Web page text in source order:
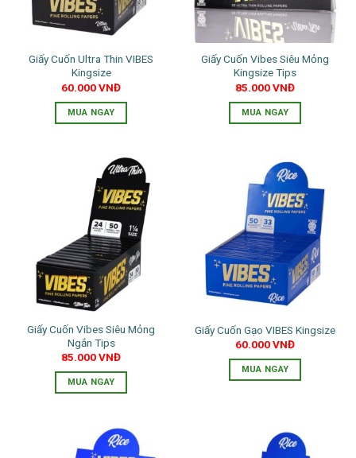
Giấy Cuốn Ultra Thin VIBES
Kingsize
60.000VNĐ
MUA NGAY
Giấy Cuốn Vibes Siêu Mỏng
Kingsize Tips
85.000VNĐ
MUA NGAY
Giấy Cuốn Vibes Siêu Mỏng
Ngắn Tips
85.000VNĐ
MUA NGAY
Giấy Cuốn Gạo VIBES Kingsize
60.000VNĐ
MUA NGAY